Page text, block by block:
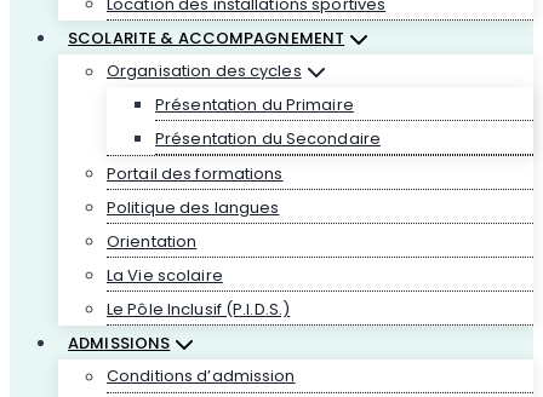
Location des installations sportives
SCOLARITE & ACCOMPAGNEMENT
Organisation des cycles
Présentation du Primaire
Présentation du Secondaire
Portail des formations
Politique des langues
Orientation
La Vie scolaire
Le Pôle Inclusif (P.I.D.S.)
ADMISSIONS
Conditions d’admission